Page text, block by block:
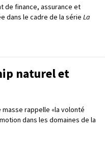
de finance, assurance et
dans le cadre de la série La
naturel et
rappelle «la volonté
dans les domaines de la